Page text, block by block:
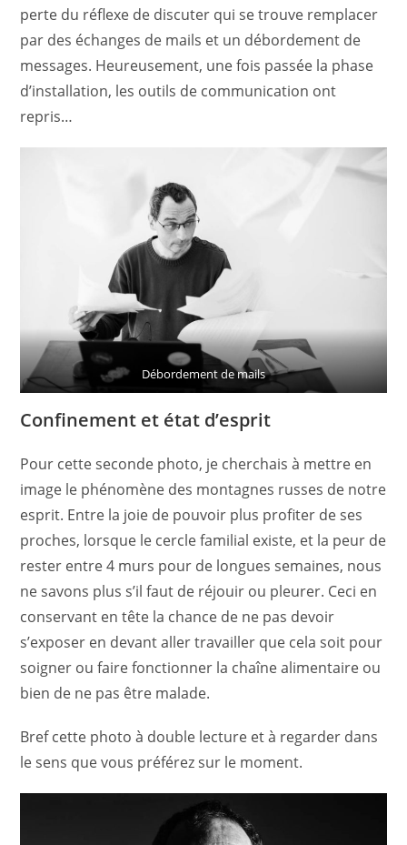
perte du réflexe de discuter qui se trouve remplacer
par des échanges de mails et un débordement de
messages. Heureusement, une fois passée la phase
d’installation, les outils de communication ont
repris…
Débordement de mails
Confinement et état d’esprit
Pour cette seconde photo, je cherchais à mettre en
image le phénomène des montagnes russes de notre
esprit. Entre la joie de pouvoir plus profiter de ses
proches, lorsque le cercle familial existe, et la peur de
rester entre 4 murs pour de longues semaines, nous
ne savons plus s’il faut de réjouir ou pleurer. Ceci en
conservant en tête la chance de ne pas devoir
s’exposer en devant aller travailler que cela soit pour
soigner ou faire fonctionner la chaîne alimentaire ou
bien de ne pas être malade.
Bref cette photo à double lecture et à regarder dans
le sens que vous préférez sur le moment.